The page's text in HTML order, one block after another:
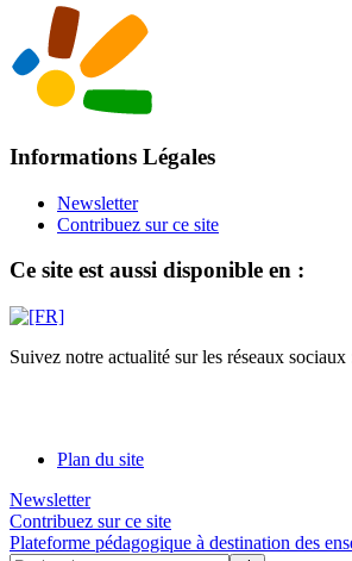
Informations Légales
Newsletter
Contribuez sur ce site
Ce site est aussi disponible en :
Suivez notre actualité sur les réseaux sociaux
Plan du site
Newsletter
Contribuez sur ce site
Plateforme pédagogique à destination des